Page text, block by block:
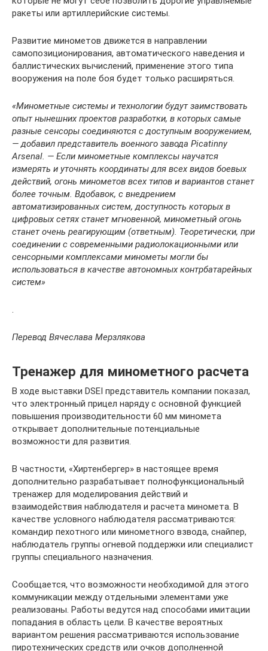
ракеты или артиллерийские системы.
Развитие минометов движется в направлении
самопозиционирования, автоматического наведения и
баллистических вычислений, применение этого типа
вооружения на поле боя будет только расширяться.
«Минометные системы и технологии будут заимствовать
опыт нынешних проектов разработки, в которых самые
разные сенсоры соединяются с доступным вооружением,
— добавил представитель военного завода Picatinny
Arsenal. — Если минометные комплексы научатся
измерять и уточнять координаты для всех видов боевых
действий, огонь минометов всех типов и вариантов станет
более точным. Вдобавок, с внедрением
автоматизированных систем, доступность которых в
цифровых сетях станет мгновенной, минометный огонь
станет очень реагирующим (ответным). Теоретически, при
соединении с современными радиолокационными или
сенсорными комплексами минометы могли бы
использоваться в качестве автономных контрбатарейных
систем»
.
Перевод Вячеслава Мерзлякова
Тренажер для минометного расчета
В ходе выставки DSEI представитель компании показал,
что электронный прицел наряду с основной функцией
повышения производительности 60 мм миномета
открывает дополнительные потенциальные
возможности для развития.
В частности, «Хиртенбергер» в настоящее время
дополнительно разрабатывает полнофункциональный
тренажер для моделирования действий и
взаимодействия наблюдателя и расчета миномета. В
качестве условного наблюдателя рассматриваются:
командир пехотного или минометного взвода, снайпер,
наблюдатель группы огневой поддержки или специалист
группы специального назначения.
Сообщается, что возможности необходимой для этого
коммуникации между отдельными элементами уже
реализованы. Работы ведутся над способами имитации
попадания в область цели. В качестве вероятных
вариантом решения рассматриваются использование
пиротехнических средств или очков дополненной